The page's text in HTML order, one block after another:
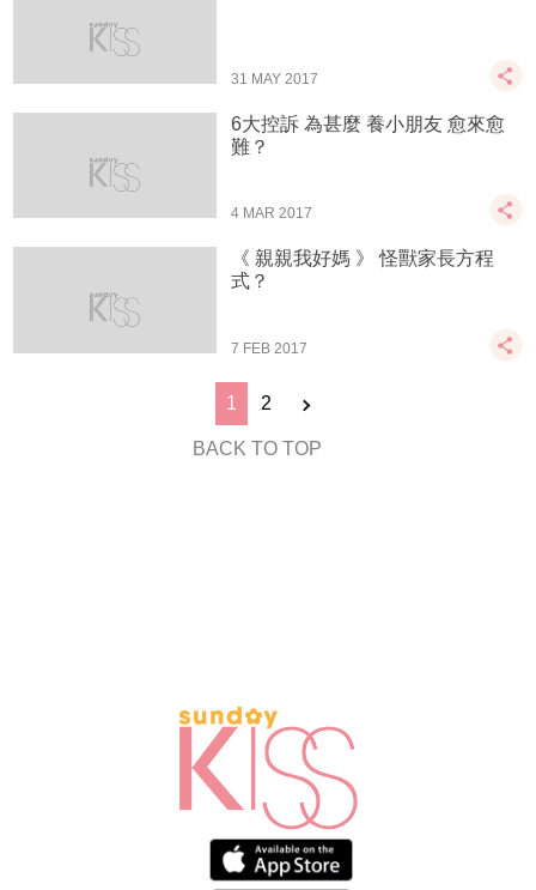
31 MAY 2017
6大控訴 為甚麼 養小朋友 愈來愈
難？
4 MAR 2017
《 親親我好媽 》 怪獸家長方程
式？
7 FEB 2017
1 2
BACK TO TOP